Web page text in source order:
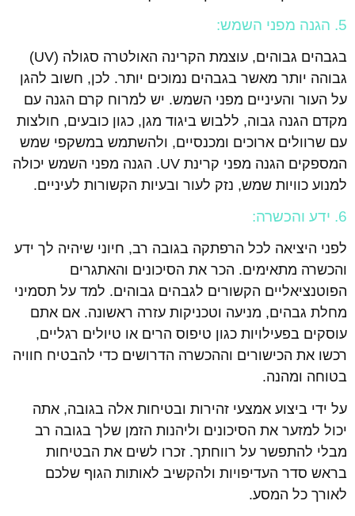
5. הגנה מפני השמש:
בגבהים גבוהים, עוצמת הקרינה האולטרה סגולה (UV)
גבוהה יותר מאשר בגבהים נמוכים יותר. לכן, חשוב להגן
על העור והעיניים מפני השמש. יש למרוח קרם הגנה עם
מקדם הגנה גבוה, ללבוש ביגוד מגן, כגון כובעים, חולצות
עם שרוולים ארוכים ומכנסיים, ולהשתמש במשקפי שמש
המספקים הגנה מפני קרינת UV. הגנה מפני השמש יכולה
למנוע כוויות שמש, נזק לעור ובעיות הקשורות לעיניים.
6. ידע והכשרה:
לפני היציאה לכל הרפתקה בגובה רב, חיוני שיהיה לך ידע
והכשרה מתאימים. הכר את הסיכונים והאתגרים
הפוטנציאליים הקשורים לגבהים גבוהים. למד על תסמיני
מחלת גבהים, מניעה וטכניקות עזרה ראשונה. אם אתם
עוסקים בפעילויות כגון טיפוס הרים או טיולים רגליים,
רכשו את הכישורים וההכשרה הדרושים כדי להבטיח חוויה
בטוחה ומהנה.
על ידי ביצוע אמצעי זהירות ובטיחות אלה בגובה, אתה
יכול למזער את הסיכונים וליהנות הזמן שלך בגובה רב
מבלי להתפשר על רווחתך. זכרו לשים את הבטיחות
בראש סדר העדיפויות ולהקשיב לאותות הגוף שלכם
לאורך כל המסע.